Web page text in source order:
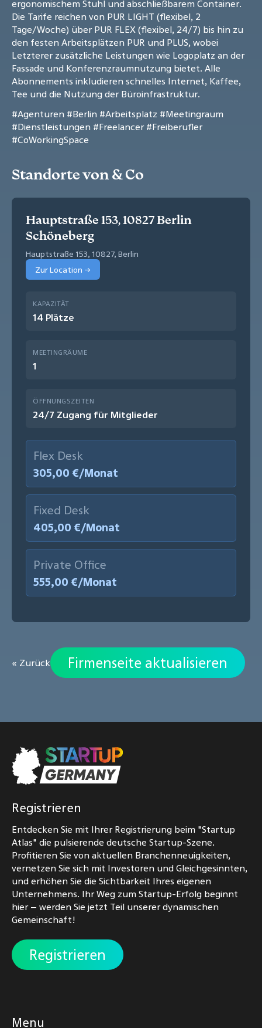
ergonomischem Stuhl und abschließbarem Container.
Die Tarife reichen von PUR LIGHT (flexibel, 2
Tage/Woche) über PUR FLEX (flexibel, 24/7) bis hin zu
den festen Arbeitsplätzen PUR und PLUS, wobei
Letzterer zusätzliche Leistungen wie Logoplatz an der
Fassade und Konferenzraumnutzung bietet. Alle
Abonnements inkludieren schnelles Internet, Kaffee,
Tee und die Nutzung der Büroinfrastruktur.
#Agenturen #Berlin #Arbeitsplatz #Meetingraum
#Dienstleistungen #Freelancer #Freiberufler
#CoWorkingSpace
Standorte von & Co
Hauptstraße 153, 10827 Berlin
Schöneberg
Hauptstraße 153, 10827, Berlin
Zur Location →
KAPAZITÄT
14 Plätze
MEETINGRÄUME
1
ÖFFNUNGSZEITEN
24/7 Zugang für Mitglieder
Flex Desk
305,00 €/Monat
Fixed Desk
405,00 €/Monat
Private Office
555,00 €/Monat
« Zurück Firmenseite aktualisieren
Registrieren
Entdecken Sie mit Ihrer Registrierung beim "Startup
Atlas" die pulsierende deutsche Startup-Szene.
Profitieren Sie von aktuellen Branchenneuigkeiten,
vernetzen Sie sich mit Investoren und Gleichgesinnten,
und erhöhen Sie die Sichtbarkeit Ihres eigenen
Unternehmens. Ihr Weg zum Startup-Erfolg beginnt
hier – werden Sie jetzt Teil unserer dynamischen
Gemeinschaft!
Registrieren
Menu